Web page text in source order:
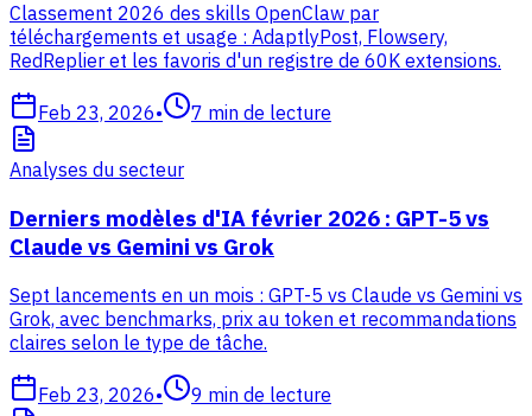
Classement 2026 des skills OpenClaw par
téléchargements et usage : AdaptlyPost, Flowsery,
RedReplier et les favoris d'un registre de 60K extensions.
Feb 23, 2026• 7 min de lecture
Analyses du secteur
Derniers modèles d'IA février 2026 : GPT-5 vs
Claude vs Gemini vs Grok
Sept lancements en un mois : GPT-5 vs Claude vs Gemini vs
Grok, avec benchmarks, prix au token et recommandations
claires selon le type de tâche.
Feb 23, 2026• 9 min de lecture